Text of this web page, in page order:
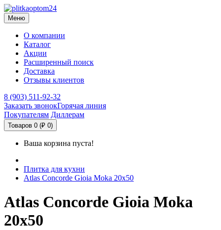
Меню
О компании
Каталог
Акции
Расширенный поиск
Доставка
Отзывы клиентов
8 (903) 511-92-32
Заказать звонокГорячая линия
Покупателям Диллерам
Товаров 0 (₽ 0)
Ваша корзина пуста!
Плитка для кухни
Atlas Concorde Gioia Moka 20х50
Atlas Concorde Gioia Moka
20х50